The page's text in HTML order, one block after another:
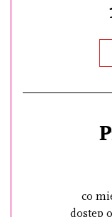
co
dostęp